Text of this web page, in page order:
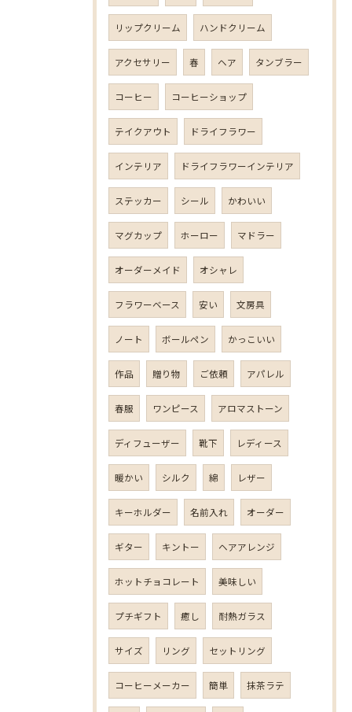
リップクリーム ハンドクリーム
アクセサリー 春 ヘア タンブラー
コーヒー コーヒーショップ
テイクアウト ドライフラワー
インテリア ドライフラワーインテリア
ステッカー シール かわいい
マグカップ ホーロー マドラー
オーダーメイド オシャレ
フラワーベース 安い 文房具
ノート ボールペン かっこいい
作品 贈り物 ご依頼 アパレル
春服 ワンピース アロマストーン
ディフューザー 靴下 レディース
暖かい シルク 綿 レザー
キーホルダー 名前入れ オーダー
ギター キントー ヘアアレンジ
ホットチョコレート 美味しい
プチギフト 癒し 耐熱ガラス
サイズ リング セットリング
コーヒーメーカー 簡単 抹茶ラテ